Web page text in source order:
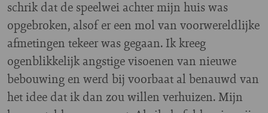
schrik dat de speelwei achter mijn huis was
opgebroken, alsof er een mol van voorwereldlijke
afmetingen tekeer was gegaan. Ik kreeg
ogenblikkelijk angstige visoenen van nieuwe
bebouwing en werd bij voorbaat al benauwd van
het idee dat ik dan zou willen verhuizen. Mijn